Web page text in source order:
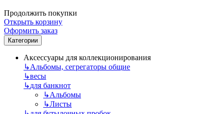
Продолжить покупки
Открыть корзину
Оформить заказ
Категории
Аксессуары для коллекционирования
↳Альбомы, сегрегаторы общие
↳весы
↳для банкнот
↳Альбомы
↳Листы